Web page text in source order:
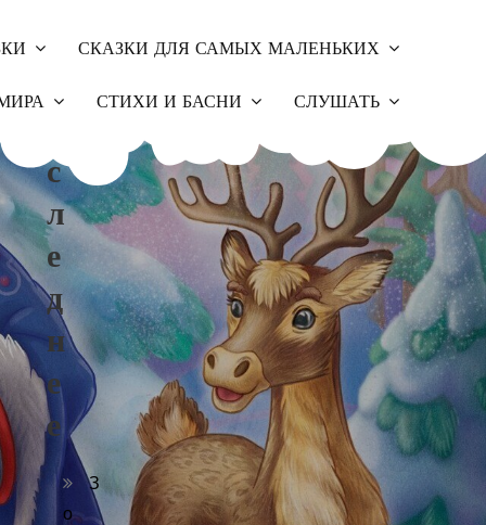
СКАЗКИ ДЛЯ САМЫХ МАЛЕНЬКИХ
СТИХИ И БАСНИ СЛУШАТЬ
С
Л
Е
Д
Н
Е
Е
З
о